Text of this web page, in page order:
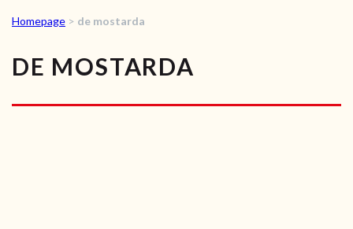
VÍDEOS
RECEITAS VEGGIE
Homepage > de mostarda
DE MOSTARDA